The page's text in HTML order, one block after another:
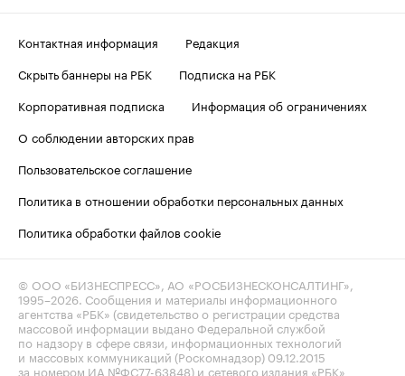
Контактная информация
Редакция
Скрыть баннеры на РБК
Подписка на РБК
Корпоративная подписка
Информация об ограничениях
О соблюдении авторских прав
Пользовательское соглашение
Политика в отношении обработки персональных данных
Политика обработки файлов cookie
© ООО «БИЗНЕСПРЕСС», АО «РОСБИЗНЕСКОНСАЛТИНГ»,
1995–2026. Сообщения и материалы информационного
агентства «РБК» (свидетельство о регистрации средства
массовой информации выдано Федеральной службой
по надзору в сфере связи, информационных технологий
и массовых коммуникаций (Роскомнадзор) 09.12.2015
за номером ИА №ФС77-63848) и сетевого издания «РБК»